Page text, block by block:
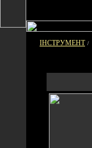
ІНСТРУМЕНТ /